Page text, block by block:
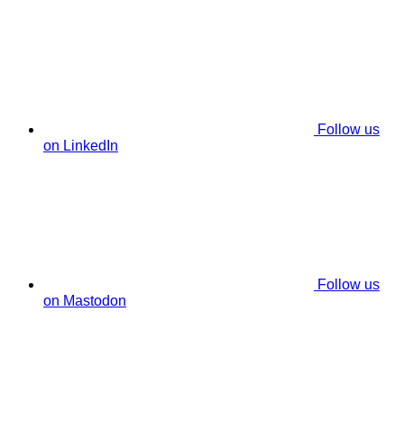
Follow us
on LinkedIn
Follow us
on Mastodon